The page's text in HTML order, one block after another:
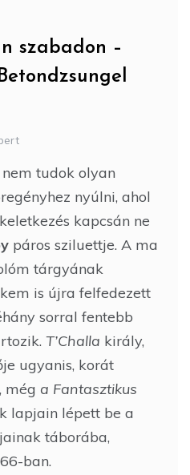
szabadon –
tudok olyan
nyúlni, ahol
kapcsán ne
páros sziluettje. A ma
tárgyának
is újra felfedezett
sorral fentebb
T’Challa király,
ugyanis, korát
még a Fantasztikus
lapjain lépett be a
táborába,
ban.